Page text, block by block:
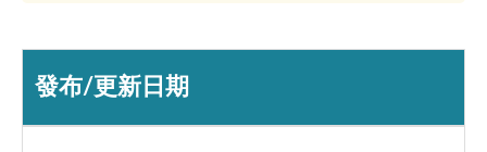
發布/更新日期